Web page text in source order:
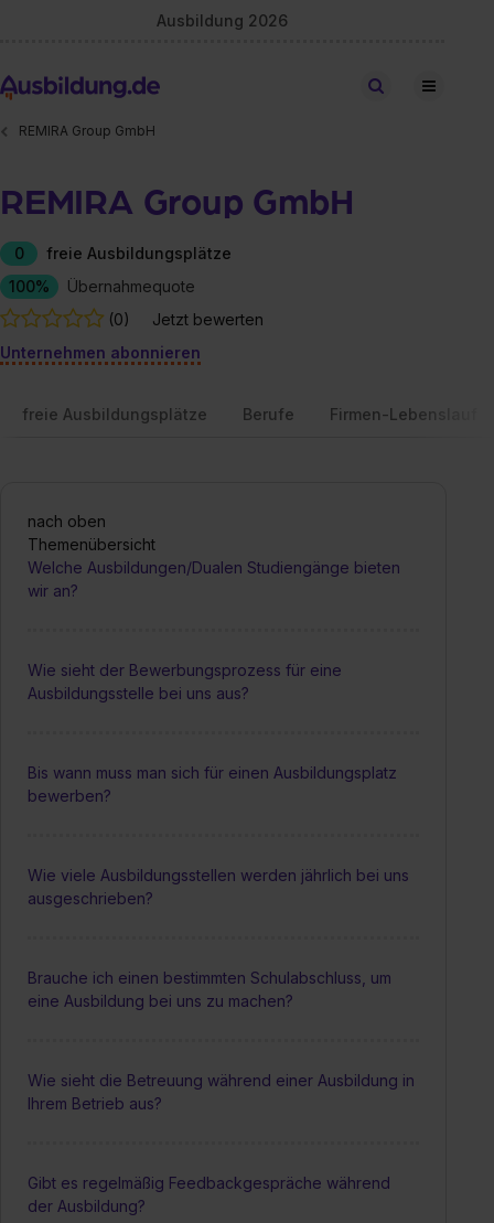
Ausbildung 2026
Stellen finden
REMIRA Group GmbH
REMIRA Group GmbH
0
freie Ausbildungsplätze
100%
Übernahmequote
(0)
Jetzt bewerten
Unternehmen abonnieren
freie Ausbildungsplätze Berufe Firmen-Lebenslauf
nach oben
Themenübersicht
Welche Ausbildungen/Dualen Studiengänge bieten
wir an?
Wie sieht der Bewerbungsprozess für eine
Ausbildungsstelle bei uns aus?
Bis wann muss man sich für einen Ausbildungsplatz
bewerben?
Wie viele Ausbildungsstellen werden jährlich bei uns
ausgeschrieben?
Brauche ich einen bestimmten Schulabschluss, um
eine Ausbildung bei uns zu machen?
Wie sieht die Betreuung während einer Ausbildung in
Ihrem Betrieb aus?
Gibt es regelmäßig Feedbackgespräche während
der Ausbildung?